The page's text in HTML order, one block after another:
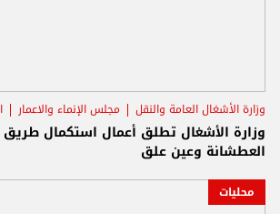
وزارة الأشغال العامة والنقل مجلس الإنماء والاعمار
وزارة الأشغال تطلق أعمال استكمال طريق
العطشانة وعين علق
محليات